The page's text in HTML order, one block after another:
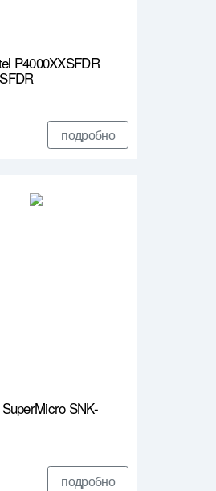
P4000XXSFDR
подробно
SNK-
подробно